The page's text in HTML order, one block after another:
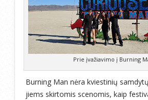
Prie įvažiavimo į Burning
Burning Man nėra kviestinių
jiems skirtomis scenomis, kaip